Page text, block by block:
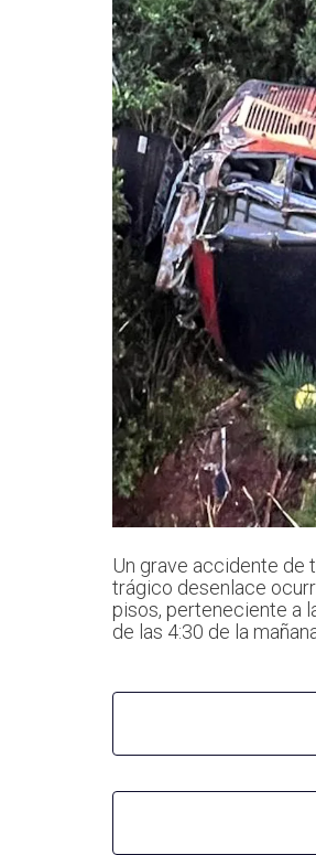
Un grave accidente de
trágico desenlace
pisos, perteneciente a
de las 4:30 de la